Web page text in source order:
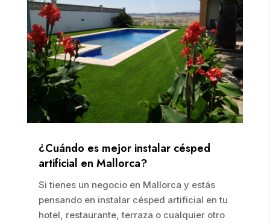
¿Cuándo es mejor instalar césped
artificial en Mallorca?
Si tienes un negocio en Mallorca y estás
pensando en instalar césped artificial en tu
hotel, restaurante, terraza o cualquier otro